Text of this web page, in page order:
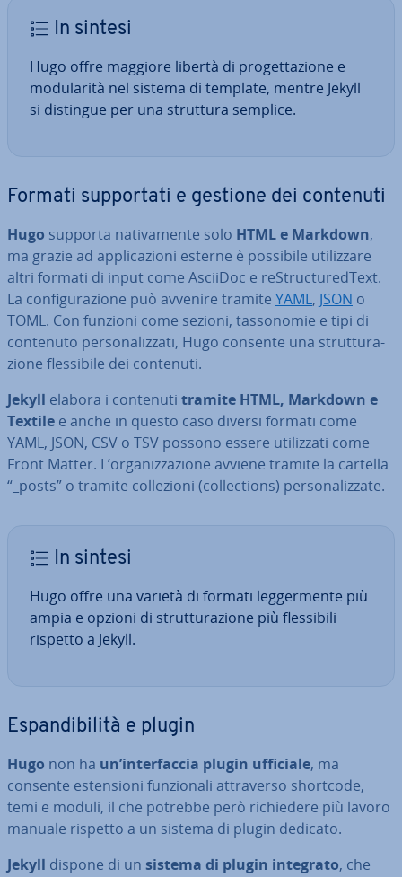
In sintesi
Hugo offre maggiore libertà di pro­get­ta­zio­ne e
mo­du­la­ri­tà nel sistema di template, mentre Jekyll
si distingue per una struttura semplice.
Formati sup­por­ta­ti e gestione dei contenuti
Hugo supporta na­ti­va­men­te solo HTML e Markdown,
ma grazie ad ap­pli­ca­zio­ni esterne è possibile uti­liz­za­re
altri formati di input come AsciiDoc e re­Struc­tu­red­Text.
La con­fi­gu­ra­zio­ne può avvenire tramite YAML, JSON o
TOML. Con funzioni come sezioni, tas­so­no­mie e tipi di
contenuto per­so­na­liz­za­ti, Hugo consente una strut­tu­ra­
zio­ne fles­si­bi­le dei contenuti.
Jekyll elabora i contenuti tramite HTML, Markdown e
Textile e anche in questo caso diversi formati come
YAML, JSON, CSV o TSV possono essere uti­liz­za­ti come
Front Matter. L’or­ga­niz­za­zio­ne avviene tramite la cartella
“_posts” o tramite col­le­zio­ni (col­lec­tions) per­so­na­liz­za­te.
In sintesi
Hugo offre una varietà di formati leg­ger­men­te più
ampia e opzioni di strut­tu­ra­zio­ne più fles­si­bi­li
rispetto a Jekyll.
Espan­di­bi­li­tà e plugin
Hugo non ha un’in­ter­fac­cia plugin ufficiale, ma
consente esten­sio­ni fun­zio­na­li at­tra­ver­so shortcode,
temi e moduli, il che potrebbe però ri­chie­de­re più lavoro
manuale rispetto a un sistema di plugin dedicato.
Jekyll dispone di un sistema di plugin integrato, che